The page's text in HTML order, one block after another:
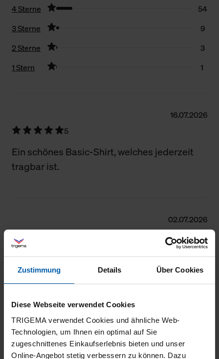
Zustimmung Details Über Cookies
Diese Webseite verwendet Cookies
TRIGEMA verwendet Cookies und ähnliche Web-
Technologien, um Ihnen ein optimal auf Sie
zugeschnittenes Einkaufserlebnis bieten und unser
Online-Angebot stetig verbessern zu können. Dazu
4 Sterne
54
3 Sterne
9
2 Sterne
3
1 Stern
1
16.07.2026
5
Ein schönes Basic-Shirt, welches jederzeit
tragbar ist.
02.07.2026
Alles Bestens
5
sehr gute Qualität